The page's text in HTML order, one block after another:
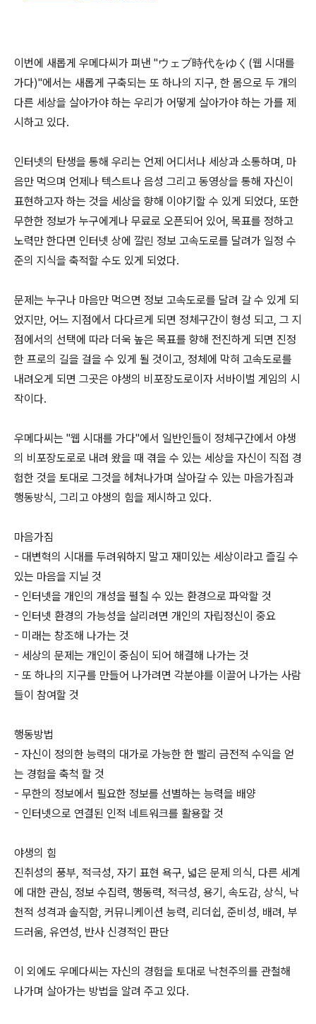
이번에 새롭게 우메다씨가 펴낸 "ウェブ時代をゆく (웹 시대를
가다)"에서는 새롭게 구축되는 또 하나의 지구, 한 몸으로 두 개의
다른 세상을 살아가야 하는 우리가 어떻게 살아가야 하는 가를 제
시하고 있다.
인터넷의 탄생을 통해 우리는 언제 어디서나 세상과 소통하며, 마
음만 먹으며 언제나 텍스트나 음성 그리고 동영상을 통해 자신이
표현하고자 하는 것을 세상을 향해 이야기할 수 있게 되었다, 또한
무한한 정보가 누구에게나 무료로 오픈되어 있어, 목표를 정하고
노력만 한다면 인터넷 상에 깔린 정보 고속도로를 달려가 일정 수
준의 지식을 축적할 수도 있게 되었다.
문제는 누구나 마음만 먹으면 정보 고속도로를 달려 갈 수 있게 되
었지만, 어느 지점에서 다다르게 되면 정체구간이 형성 되고, 그 지
점에서의 선택에 따라 더욱 높은 목표를 향해 전진하게 되면 진정
한 프로의 길을 걸을 수 있게 될 것이고, 정체에 막혀 고속도로를
내려오게 되면 그곳은 야생의 비포장도로이자 서바이벌 게임의 시
작이다.
우메다씨는 "웹 시대를 가다"에서 일반인들이 정체구간에서 야생
의 비포장도로로 내려 왔을 때 겪을 수 있는 세상을 자신이 직접 경
험한 것을 토대로 그것을 헤쳐나가며 살아갈 수 있는 마음가짐과
행동방식, 그리고 야생의 힘을 제시하고 있다.
마음가짐
- 대변혁의 시대를 두려워하지 말고 재미있는 세상이라고 즐길 수
있는 마음을 지닐 것
- 인터넷을 개인의 개성을 펼칠 수 있는 환경으로 파악할 것
- 인터넷 환경의 가능성을 살리려면 개인의 자립정신이 중요
- 미래는 창조해 나가는 것
- 세상의 문제는 개인이 중심이 되어 해결해 나가는 것
- 또 하나의 지구를 만들어 나가려면 각분야를 이끌어 나가는 사람
들이 참여할 것
행동방법
- 자신이 정의한 능력의 대가로 가능한 한 빨리 금전적 수익을 얻
는 경험을 축척 할 것
- 무한의 정보에서 필요한 정보를 선별하는 능력을 배양
- 인터넷으로 연결된 인적 네트워크를 활용할 것
야생의 힘
진취성의 풍부, 적극성, 자기 표현 욕구, 넓은 문제 의식, 다른 세계
에 대한 관심, 정보 수집력, 행동력, 적극성, 용기, 속도감, 상식, 낙
천적 성격과 솔직함, 커뮤니케이션 능력, 리더쉽, 준비성, 배려, 부
드러움, 유연성, 반사 신경적인 판단
이 외에도 우메다씨는 자신의 경험을 토대로 낙천주의를 관철해
나가며 살아가는 방법을 알려 주고 있다.